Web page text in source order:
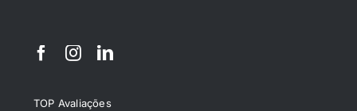
TOP Avaliações